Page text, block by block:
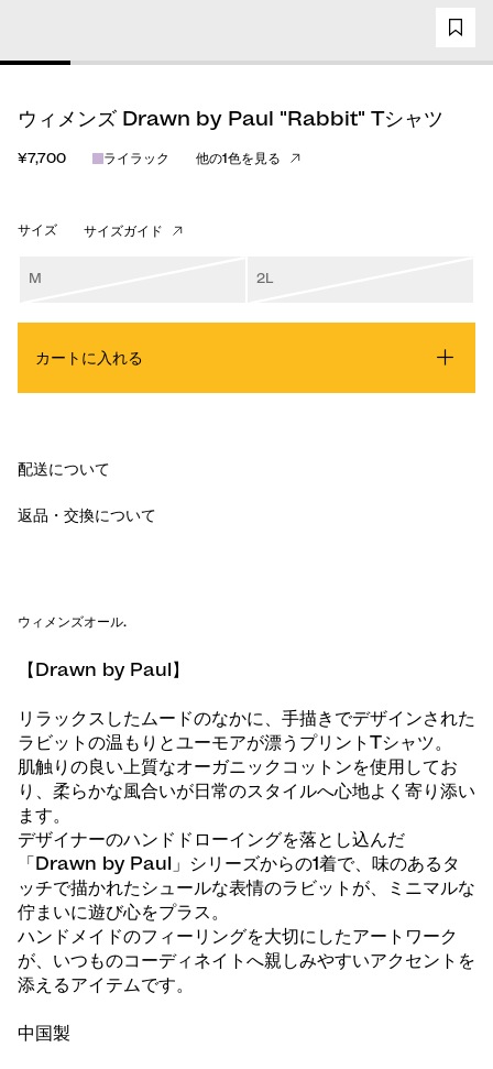
ウィメンズ Drawn by Paul "Rabbit" Tシャツ
¥7,700 ライラック 他の1色を見る
サイズ サイズガイド
M 2L
カートに入れる
配送について
返品・交換について
ウィメンズオール.
【Drawn by Paul】
リラックスしたムードのなかに、手描きでデザインされた
ラビットの温もりとユーモアが漂うプリントTシャツ。
肌触りの良い上質なオーガニックコットンを使用してお
り、柔らかな風合いが日常のスタイルへ心地よく寄り添い
ます。
デザイナーのハンドドローイングを落とし込んだ
「Drawn by Paul」シリーズからの1着で、味のあるタ
ッチで描かれたシュールな表情のラビットが、ミニマルな
佇まいに遊び心をプラス。
ハンドメイドのフィーリングを大切にしたアートワーク
が、いつものコーディネイトへ親しみやすいアクセントを
添えるアイテムです。
中国製